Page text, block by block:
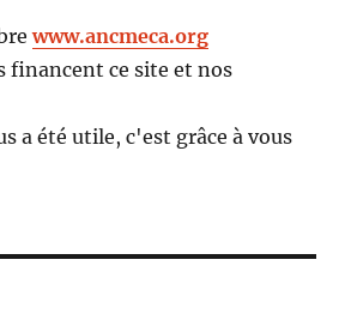
www.ancmeca.org
financent ce site et nos
a été utile, c'est grâce à vous